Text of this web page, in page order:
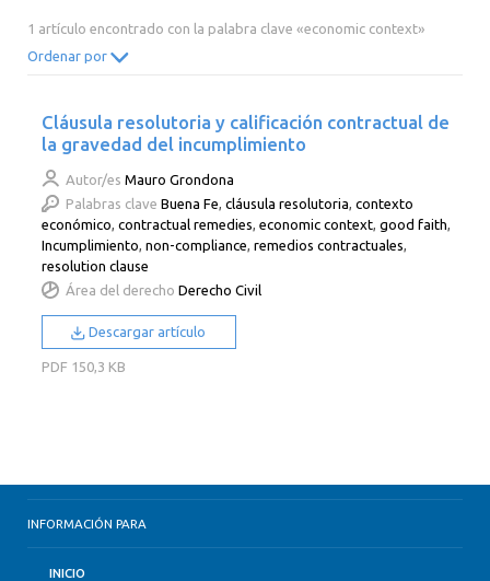
2002 2001 2000
1 artículo encontrado con la palabra clave «economic context»
Ordenar por
Cláusula resolutoria y calificación contractual de
la gravedad del incumplimiento
Autor/es Mauro Grondona
Palabras clave Buena Fe,cláusula resolutoria,contexto
económico,contractual remedies,economic context,good faith,
Incumplimiento,non-compliance,remedios contractuales,
resolution clause
Área del derecho Derecho Civil
Descargar artículo
PDF 150,3 KB
INFORMACIÓN PARA
INICIO